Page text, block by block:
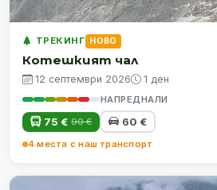
ТРЕКИНГ НОВО
Котешкият чал
12 септември 2026 1 ден
НАПРЕДНАЛИ
75 € 90 € 60 €
4 места с наш транспорт